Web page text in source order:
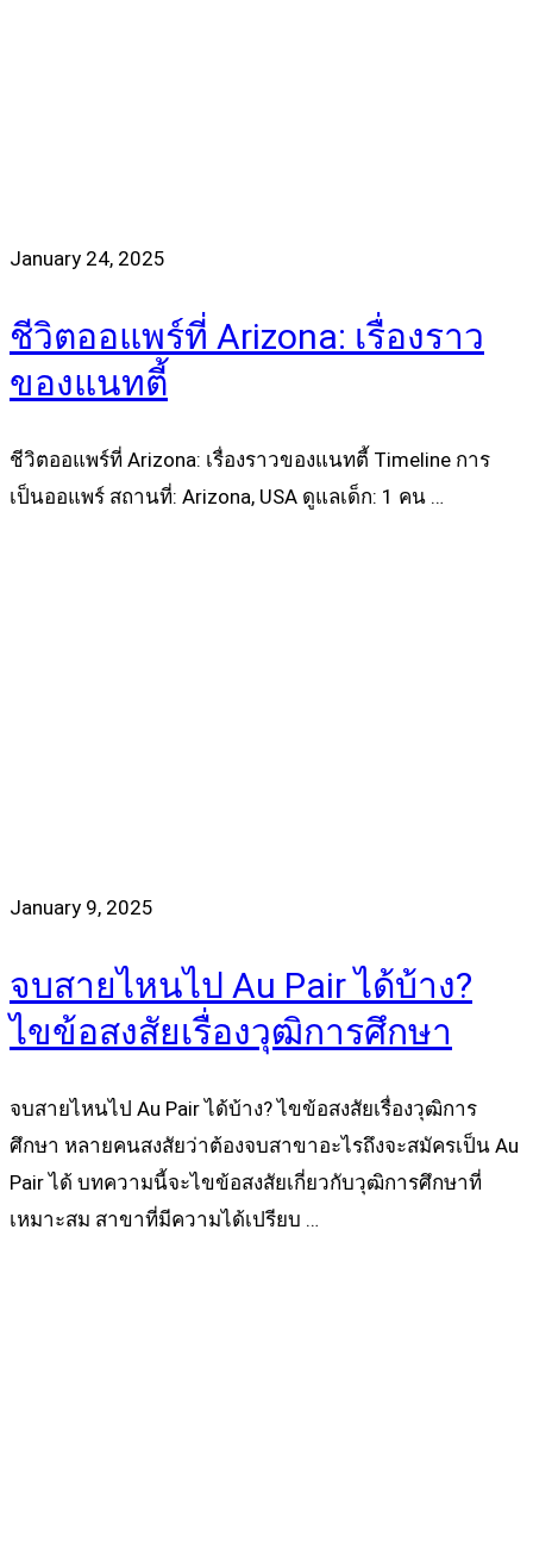
January 24, 2025
ชีวิตออแพร์ที่ Arizona: เรื่องราว
ของแนทตี้
ชีวิตออแพร์ที่ Arizona: เรื่องราวของแนทตี้ Timeline การ
เป็นออแพร์ สถานที่: Arizona, USA ดูแลเด็ก: 1 คน …
January 9, 2025
จบสายไหนไป Au Pair ได้บ้าง?
ไขข้อสงสัยเรื่องวุฒิการศึกษา
จบสายไหนไป Au Pair ได้บ้าง? ไขข้อสงสัยเรื่องวุฒิการ
ศึกษา หลายคนสงสัยว่าต้องจบสาขาอะไรถึงจะสมัครเป็น Au
Pair ได้ บทความนี้จะไขข้อสงสัยเกี่ยวกับวุฒิการศึกษาที่
เหมาะสม สาขาที่มีความได้เปรียบ …